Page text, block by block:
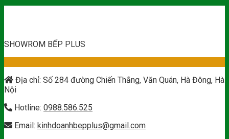
SHOWROM BẾP PLUS
Địa chỉ: Số 284 đường Chiến Thắng, Văn Quán, Hà Đông, Hà
Nội
Hotline: 0988.586.525
Email: kinhdoanhbepplus@gmail.com